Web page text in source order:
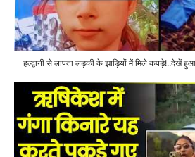
हल्द्वानी से लापता लड़की के झाड़ियों में मिले कपड़े!..देखें